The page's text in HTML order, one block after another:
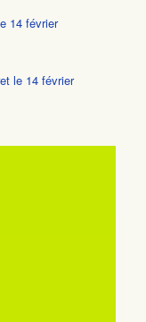
14 février
le 14 février